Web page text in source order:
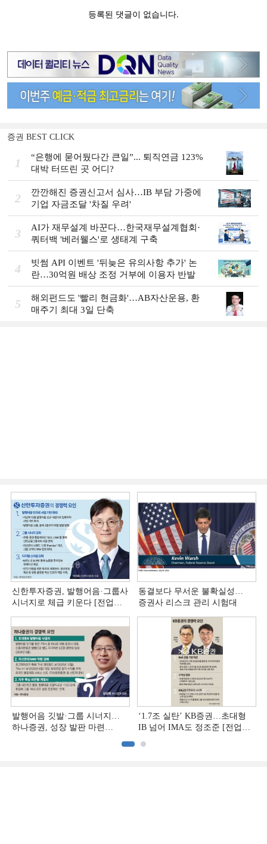
증권 BEST CLICK
1
“은행에 묻어뒀다간 큰일”... 퇴직연금 123%
대박 터뜨린 곳 어디?
2
깐깐해진 증권신고서 심사…IB 부담 가중에
기업 자금조달 '차질 우려'
3
AI가 재무설계 바꾼다…한국재무설계협회·
쿼터백 '베러웰스'로 생태계 구축
4
빗썸 API 이벤트 '뒤늦은 유의사항 추가' 논
란…30억원 배상 조정 거부에 이용자 반발
5
해외펀드도 '빨리 현금화'…AB자산운용, 환
매주기 최대 3일 단축
신한투자증권, 발행어음·그룹사
시너지로 체급 키운다 [전업계
동결보다 무서운 불확실성…
증권사 리스크 관리 시험대
발행어음 깃발·그룹 시너지…
하나증권, 성장 발판 마련
‘1.7조 실탄’ KB증권…초대형
IB 넘어 IMA도 정조준 [전업계